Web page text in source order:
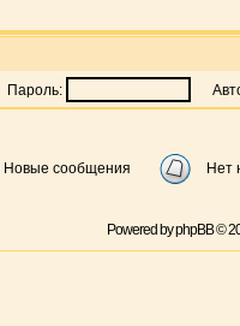
Пароль:
Новые сообщения Нет
Powered byphpBB©